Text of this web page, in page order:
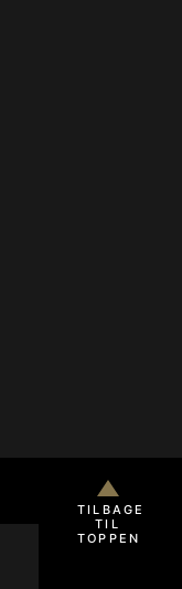
TILBAGE
TIL
TOPPEN